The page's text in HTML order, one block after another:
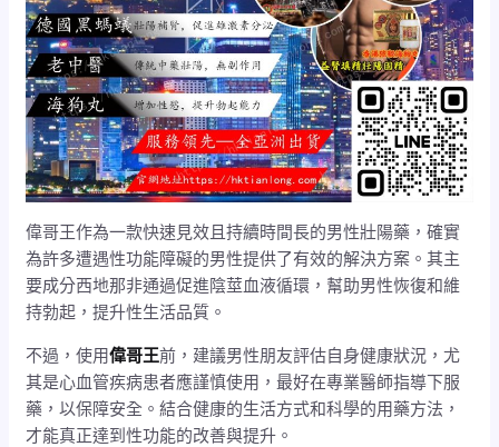
偉哥王作為一款快速見效且持續時間長的男性壯陽藥，確實
為許多遭遇性功能障礙的男性提供了有效的解決方案。其主
要成分西地那非通過促進陰莖血液循環，幫助男性恢復和維
持勃起，提升性生活品質。
不過，使用偉哥王前，建議男性朋友評估自身健康狀況，尤
其是心血管疾病患者應謹慎使用，最好在專業醫師指導下服
藥，以保障安全。結合健康的生活方式和科學的用藥方法，
才能真正達到性功能的改善與提升。